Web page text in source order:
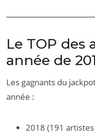
Le TOP des
année de
Les gagnants du
année :
2018 (191